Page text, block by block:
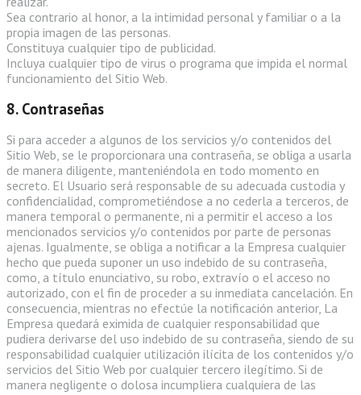
Sea contrario al honor, a la intimidad personal y familiar o a la
propia imagen de las personas.
Constituya cualquier tipo de publicidad.
Incluya cualquier tipo de virus o programa que impida el normal
funcionamiento del Sitio Web.
8. Contraseñas
Si para acceder a algunos de los servicios y/o contenidos del
Sitio Web, se le proporcionara una contraseña, se obliga a usarla
de manera diligente, manteniéndola en todo momento en
secreto. El Usuario será responsable de su adecuada custodia y
confidencialidad, comprometiéndose a no cederla a terceros, de
manera temporal o permanente, ni a permitir el acceso a los
mencionados servicios y/o contenidos por parte de personas
ajenas. Igualmente, se obliga a notificar a la Empresa cualquier
hecho que pueda suponer un uso indebido de su contraseña,
como, a título enunciativo, su robo, extravío o el acceso no
autorizado, con el fin de proceder a su inmediata cancelación. En
consecuencia, mientras no efectúe la notificación anterior, La
Empresa quedará eximida de cualquier responsabilidad que
pudiera derivarse del uso indebido de su contraseña, siendo de su
responsabilidad cualquier utilización ilícita de los contenidos y/o
servicios del Sitio Web por cualquier tercero ilegítimo. Si de
manera negligente o dolosa incumpliera cualquiera de las